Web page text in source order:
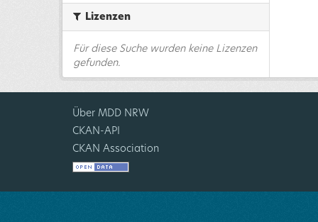
Lizenzen
Für diese Suche wurden keine Lizenzen
gefunden.
Über MDD NRW
CKAN-API
CKAN Association